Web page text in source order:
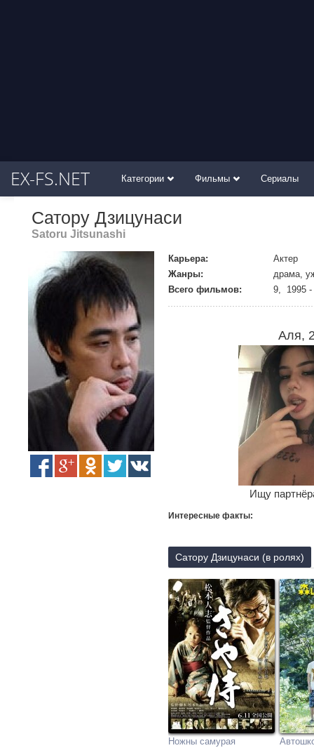
EX-FS.NET Категории Фильмы Сериалы
Сатору Дзицунаси
Satoru Jitsunashi
Карьера:
Актер
Жанры:
драма,
Всего фильмов:
9, 1995 -
Аля,
Ищу
Интересные факты:
Сатору Дзицунаси (в ролях)
Ножны самурая